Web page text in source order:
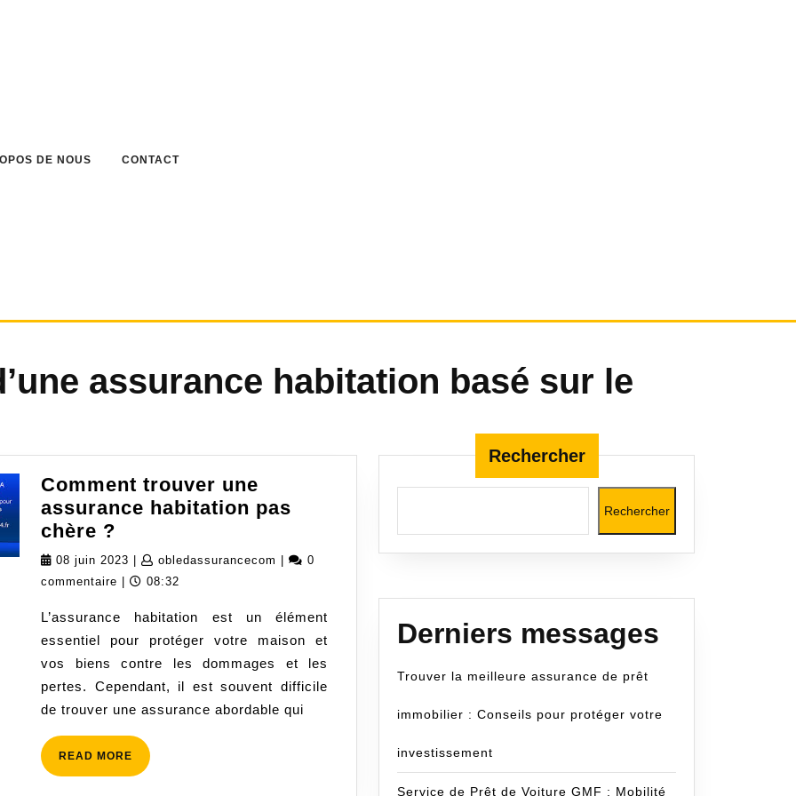
DE NOUS CONTACT
assurance habitation basé sur le
Comment trouver une
assurance habitation pas
chère ?
trouver
une
habitation
pas
chère
?
08 juin 2023 08
juin
obledassurancecom obledassurancecom
0
commentaire
08:32
L’assurance habitation est un élément
essentiel pour protéger votre maison et
vos biens contre les dommages et les
pertes. Cependant, il est souvent difficile
de trouver une assurance abordable qui
READ MORE READ
MORE
Rechercher
Rechercher
Derniers messages
Trouver la meilleure assurance de prêt
immobilier : Conseils pour protéger votre
investissement
Service de Prêt de Voiture GMF : Mobilité